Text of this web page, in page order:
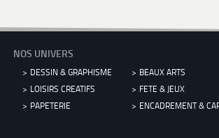
NOS UNIVERS
DESSIN & GRAPHISME
BEAUX ARTS
LOISIRS CREATIFS
FETE & JEUX
PAPETERIE
ENCADREMENT &